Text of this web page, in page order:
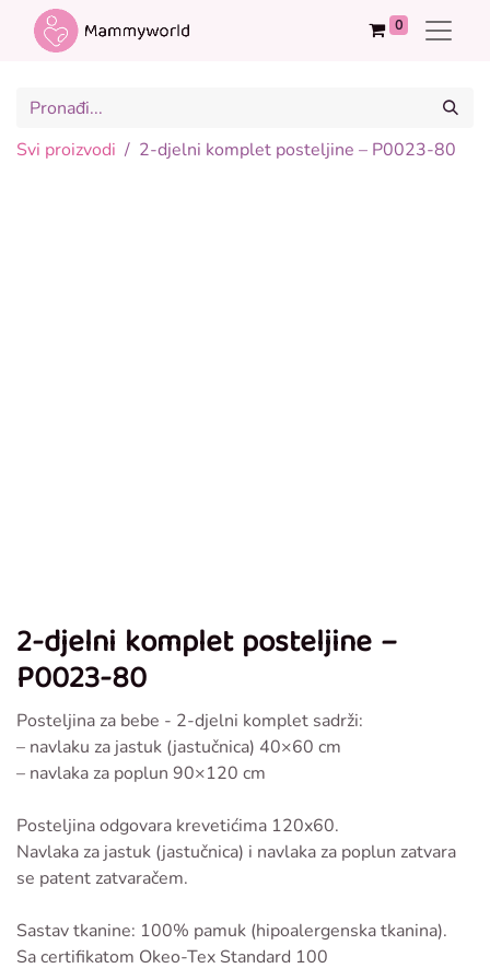
0
Svi proizvodi 2-djelni komplet posteljine – P0023-80
2-djelni komplet posteljine –
P0023-80
Posteljina za bebe - 2-djelni komplet sadrži:
– navlaku za jastuk (jastučnica) 40×60 cm
– navlaka za poplun 90×120 cm
Posteljina odgovara krevetićima 120x60.
Navlaka za jastuk (jastučnica) i navlaka za poplun zatvara
se patent zatvaračem.
Sastav tkanine: 100% pamuk (hipoalergenska tkanina).
Sa certifikatom Okeo-Tex Standard 100